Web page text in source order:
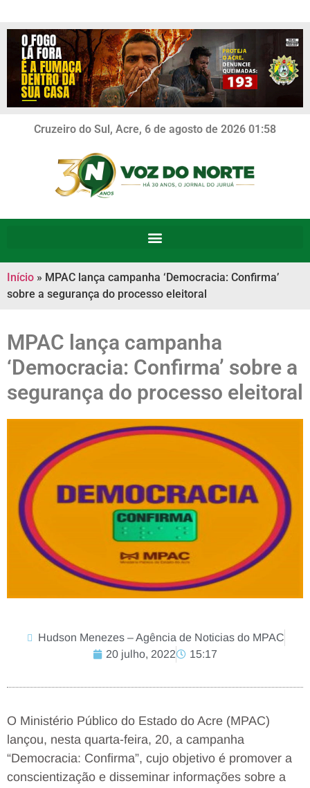
Cruzeiro do Sul, Acre, 6 de agosto de 2026 01:58
Início » MPAC lança campanha ‘Democracia: Confirma’
sobre a segurança do processo eleitoral
MPAC lança campanha
‘Democracia: Confirma’ sobre a
segurança do processo eleitoral
Hudson Menezes – Agência de Noticias do MPAC
20 julho, 2022
15:17
O Ministério Público do Estado do Acre (MPAC)
lançou, nesta quarta-feira, 20, a campanha
“Democracia: Confirma”, cujo objetivo é promover a
conscientização e disseminar informações sobre a